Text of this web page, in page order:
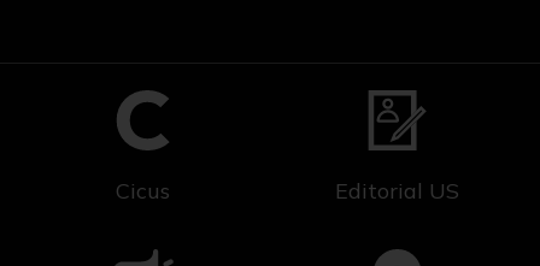
Cicus Editorial US